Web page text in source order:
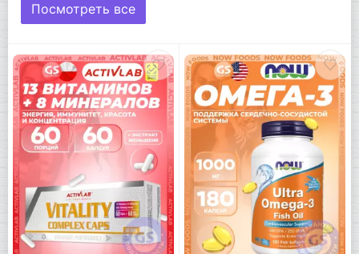
Посмотреть все